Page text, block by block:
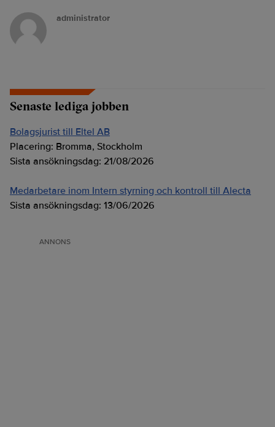
administrator
Senaste lediga jobben
Bolagsjurist till Eltel AB
Placering: Bromma, Stockholm
Sista ansökningsdag: 21/08/2026
Medarbetare inom Intern styrning och kontroll till Alecta
Sista ansökningsdag: 13/06/2026
ANNONS